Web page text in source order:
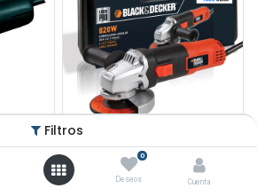
Filtros
0
Deseos Cuenta